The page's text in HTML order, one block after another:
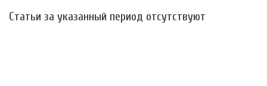
Статьи за указанный период отсутствуют